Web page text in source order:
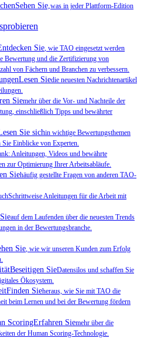
Sie,was in jeder Plattform-Edition
Sie, wie TAO eingesetzt werden
Bewertung und die Zertifizierung von
von Fächern und Branchen zu verbessern.
Siedie neuesten Nachrichtenartikel
Siemehr über die Vor- und Nachteile der
einschließlich Tipps und bewährter
Sie sichin wichtige Bewertungsthemen
Sie Einblicke von Experten.
Anleitungen, Videos und bewährte
zur Optimierung Ihrer Arbeitsabläufe.
Siehäufig gestellte Fragen von anderen TAO-
Anleitungen für die Arbeit mit
auf dem Laufenden über die neuesten Trends
in der Bewertungsbranche.
Sie, wie wir unseren Kunden zum Erfolg
SieDatensilos und schaffen Sie
Ökosystem.
Sieheraus, wie Sie mit TAO die
beim Lernen und bei der Bewertung fördern
ScoringErfahren Siemehr über die
der Human Scoring-Technologie.